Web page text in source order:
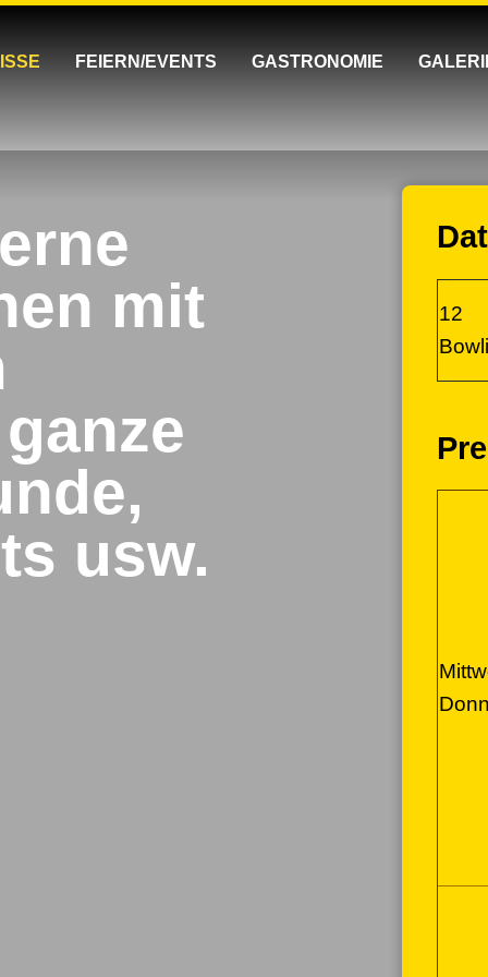
FEIERN/EVENTS GASTRONOMIE
mit
usw.
12